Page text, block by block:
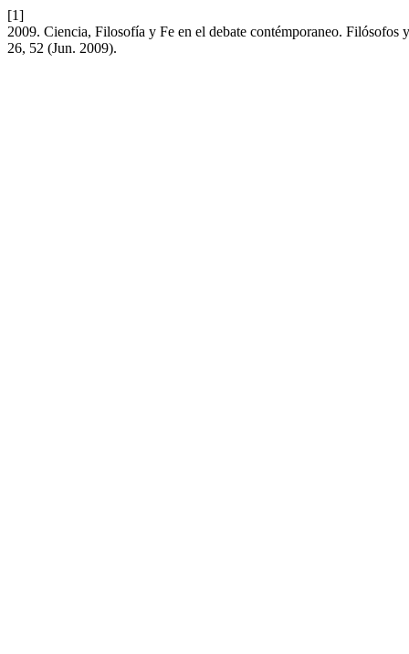
[1]
2009. Ciencia, Filosofía y Fe en el debate contémporaneo.
26, 52 (Jun. 2009).